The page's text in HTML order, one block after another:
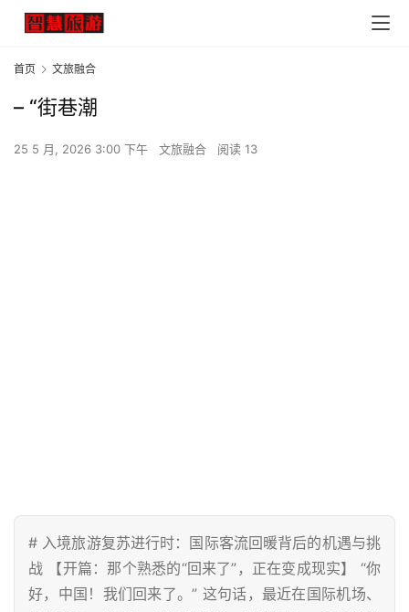
首页 文旅融合
– “街巷潮
25 5 月, 2026 3:00 下午 文旅融合 阅读 13
# 入境旅游复苏进行时：国际客流回暖背后的机遇与挑
战 【开篇：那个熟悉的“回来了”，正在变成现实】 “你
好，中国！我们回来了。” 这句话，最近在国际机场、